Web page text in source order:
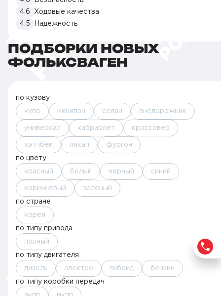
4.6
Ходовые качества
4.5
Надежность
ПОДБОРКИ НОВЫХ
ФОЛЬКСВАГЕН
по кузову
купе минивэн седан внедорожник
универсал кабриолет кроссовер
хэтчбек пикап фургон
по цвету
красный белый черный синий
коричневый зеленый
по стране
корея
по типу привода
полный
по типу двигателя
дизель электро гибрид бензин
по типу коробки передач